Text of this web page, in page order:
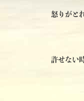
怒りがと
許せない